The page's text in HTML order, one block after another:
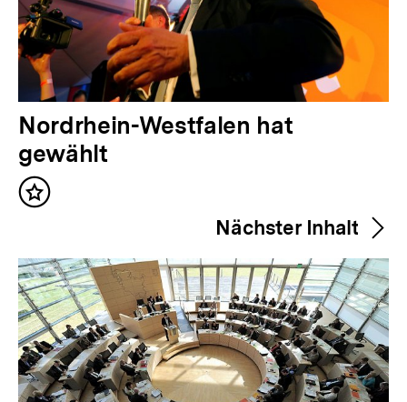
V
o
r
h
r
i
g
e
r
Nordrhein-Westfalen hat
gewählt
Inhalt
Nächster Inhalt